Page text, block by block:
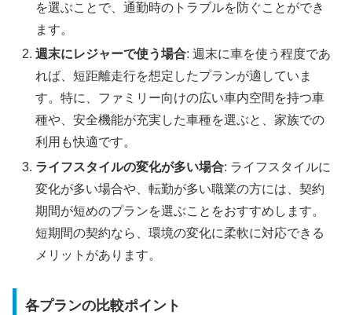
を選ぶことで、通勤時のトラブルを防ぐことができ
ます。
週末にレジャーで使う場合: 週末に車を使う程度であ
れば、短距離走行を想定したプランが適していま
す。特に、ファミリー向けの広い車内空間を持つ車
種や、安全機能が充実した車種を選ぶと、家族での
利用も快適です。
ライフスタイルの変化が多い場合: ライフスタイルに
変化が多い場合や、転勤が多い職業の方には、契約
期間が短めのプランを選ぶことをおすすめします。
短期間の契約なら、環境の変化に柔軟に対応できる
メリットがあります。
各プランの比較ポイント